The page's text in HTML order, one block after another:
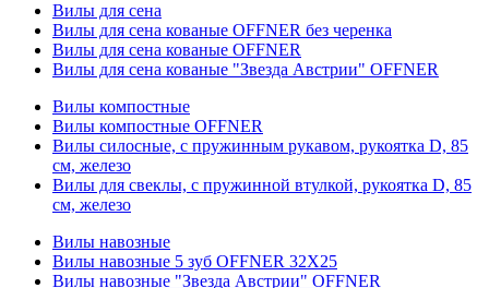
Вилы для сена
Вилы для сена кованые OFFNER без черенка
Вилы для сена кованые OFFNER
Вилы для сена кованые "Звезда Австрии" OFFNER
Вилы компостные
Вилы компостные OFFNER
Вилы силосные, с пружинным рукавом, рукоятка D, 85
см, железо
Вилы для свеклы, с пружинной втулкой, рукоятка D, 85
см, железо
Вилы навозные
Вилы навозные 5 зуб OFFNER 32X25
Вилы навозные "Звезда Австрии" OFFNER